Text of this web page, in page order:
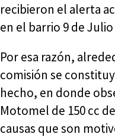
recibieron el alerta
en el barrio 9 de
Por esa razón,
comisión se
hecho, en donde
Motomel de 150 cc
causas que son